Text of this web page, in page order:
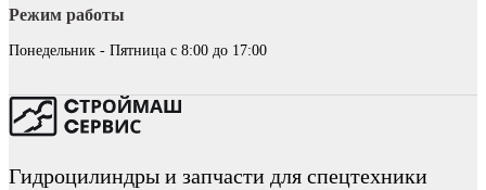
Режим работы
Понедельник - Пятница с 8:00 до 17:00
Гидроцилиндры и запчасти для спецтехники